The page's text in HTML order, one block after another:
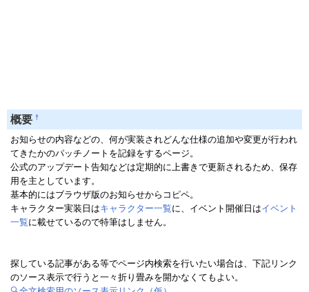
概要 †
お知らせの内容などの、何が実装されどんな仕様の追加や変更が行われ
てきたかのパッチノートを記録をするページ。
公式のアップデート告知などは定期的に上書きで更新されるため、保存
用を主としています。
基本的にはブラウザ版のお知らせからコピペ。
キャラクター実装日はキャラクター一覧に、イベント開催日はイベント
一覧に載せているので特筆はしません。
探している記事がある等でページ内検索を行いたい場合は、下記リンク
のソース表示で行うと一々折り畳みを開かなくてもよい。